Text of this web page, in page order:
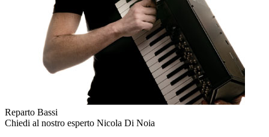
Reparto Bassi
Chiedi al nostro esperto Nicola Di Noia